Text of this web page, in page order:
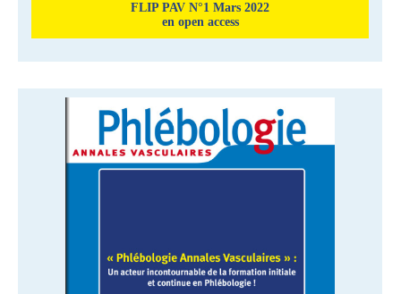
FLIP PAV N°1 Mars 2022
en open access